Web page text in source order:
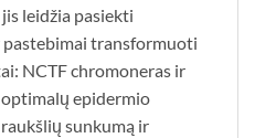
leidžia pasiekti
transformuoti
NCTF chromoneras ir
epidermio
sunkumą ir